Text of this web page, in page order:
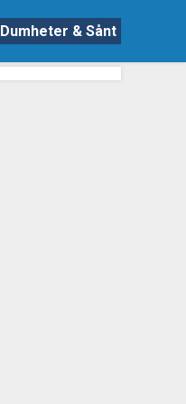
Dumheter & Sånt